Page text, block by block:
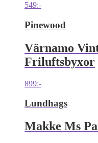
549:-
Pinewood
Värnamo
Friluftsbyxor
899:-
Lundhags
Makke Ms